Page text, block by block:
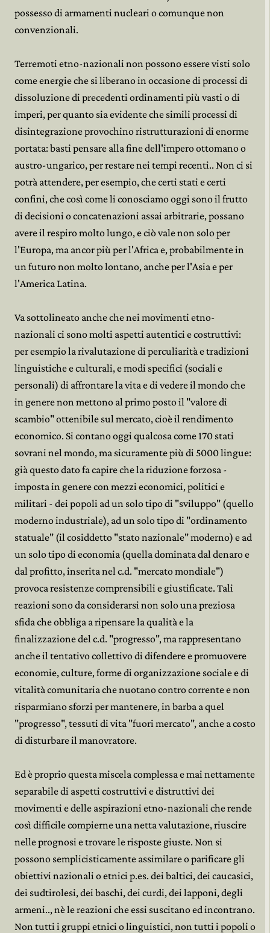
possesso di armamenti nucleari o comunque non
convenzionali.
Terremoti etno-nazionali non possono essere visti solo
come energie che si liberano in occasione di processi di
dissoluzione di precedenti ordinamenti più vasti o di
imperi, per quanto sia evidente che simili processi di
disintegrazione provochino ristrutturazioni di enorme
portata: basti pensare alla fine dell'impero ottomano o
austro-ungarico, per restare nei tempi recenti.. Non ci si
potrà attendere, per esempio, che certi stati e certi
confini, che così come li conosciamo oggi sono il frutto
di decisioni o concatenazioni assai arbitrarie, possano
avere il respiro molto lungo, e ciò vale non solo per
l'Europa, ma ancor più per l'Africa e, probabilmente in
un futuro non molto lontano, anche per l'Asia e per
l'America Latina.
Va sottolineato anche che nei movimenti etno-
nazionali ci sono molti aspetti autentici e costruttivi:
per esempio la rivalutazione di perculiarità e tradizioni
linguistiche e culturali, e modi specifici (sociali e
personali) di affrontare la vita e di vedere il mondo che
in genere non mettono al primo posto il "valore di
scambio" ottenibile sul mercato, cioè il rendimento
economico. Si contano oggi qualcosa come 170 stati
sovrani nel mondo, ma sicuramente più di 5000 lingue:
già questo dato fa capire che la riduzione forzosa -
imposta in genere con mezzi economici, politici e
militari - dei popoli ad un solo tipo di "sviluppo" (quello
moderno industriale), ad un solo tipo di "ordinamento
statuale" (il cosiddetto "stato nazionale" moderno) e ad
un solo tipo di economia (quella dominata dal denaro e
dal profitto, inserita nel c.d. "mercato mondiale")
provoca resistenze comprensibili e giustificate. Tali
reazioni sono da considerarsi non solo una preziosa
sfida che obbliga a ripensare la qualità e la
finalizzazione del c.d. "progresso", ma rappresentano
anche il tentativo collettivo di difendere e promuovere
economie, culture, forme di organizzazione sociale e di
vitalità comunitaria che nuotano contro corrente e non
risparmiano sforzi per mantenere, in barba a quel
"progresso", tessuti di vita "fuori mercato", anche a costo
di disturbare il manovratore.
Ed è proprio questa miscela complessa e mai nettamente
separabile di aspetti costruttivi e distruttivi dei
movimenti e delle aspirazioni etno-nazionali che rende
così difficile compierne una netta valutazione, riuscire
nelle prognosi e trovare le risposte giuste. Non si
possono semplicisticamente assimilare o parificare gli
obiettivi nazionali o etnici p.es. dei baltici, dei caucasici,
dei sudtirolesi, dei baschi, dei curdi, dei lapponi, degli
armeni.., nè le reazioni che essi suscitano ed incontrano.
Non tutti i gruppi etnici o linguistici, non tutti i popoli o